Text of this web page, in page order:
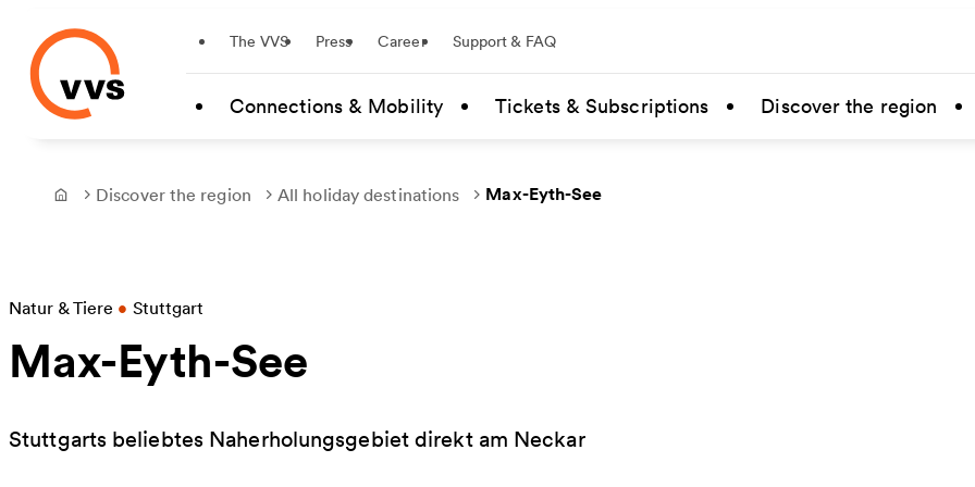
Skip to main content
The VVS Press Career Support & FAQ
Connections & Mobility Tickets & Subscriptions Discover the region
Frontpage
Discover the region All holiday destinations Max-Eyth-See
Natur & Tiere • Stuttgart
Max-Eyth-See
Stuttgarts beliebtes Naherholungsgebiet direkt am Neckar